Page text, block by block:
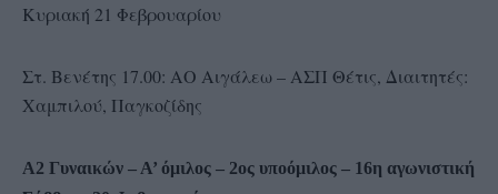
Κυριακή 21 Φεβρουαρίου
Στ. Βενέτης 17.00: ΑΟ Αιγάλεω – ΑΣΠ Θέτις, Διαιτητές:
Χαμπιλού, Παγκοζίδης
Α2 Γυναικών – Α’ όμιλος – 2ος υποόμιλος – 16η αγωνιστική